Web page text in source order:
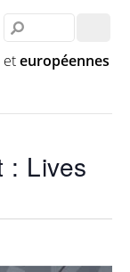
: Lives